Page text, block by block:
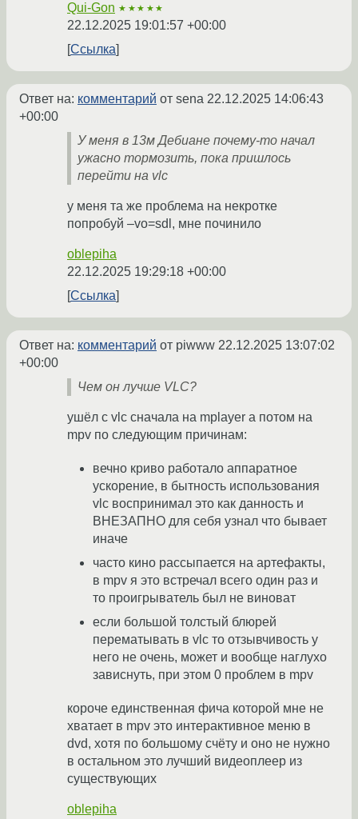
Qui-Gon ★★★★★
22.12.2025 19:01:57 +00:00
Ссылка
Ответ на: комментарий от sena 22.12.2025 14:06:43
+00:00
У меня в 13м Дебиане почему-то начал
ужасно тормозить, пока пришлось
перейти на vlc
у меня та же проблема на некротке
попробуй –vo=sdl, мне починило
oblepiha
22.12.2025 19:29:18 +00:00
Ссылка
Ответ на: комментарий от piwww 22.12.2025 13:07:02
+00:00
Чем он лучше VLC?
ушёл с vlc сначала на mplayer а потом на
mpv по следующим причинам:
вечно криво работало аппаратное
ускорение, в бытность использования
vlc воспринимал это как данность и
ВНЕЗАПНО для себя узнал что бывает
иначе
часто кино рассыпается на артефакты,
в mpv я это встречал всего один раз и
то проигрыватель был не виноват
если большой толстый блюрей
перематывать в vlc то отзывчивость у
него не очень, может и вообще наглухо
зависнуть, при этом 0 проблем в mpv
короче единственная фича которой мне не
хватает в mpv это интерактивное меню в
dvd, хотя по большому счёту и оно не нужно
в остальном это лучший видеоплеер из
существующих
oblepiha